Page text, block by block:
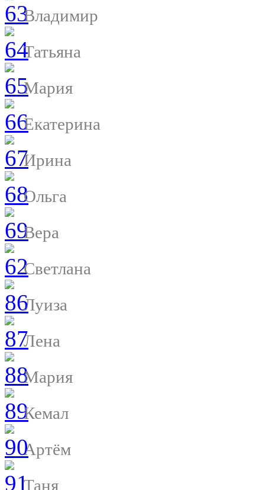
Владимир
Татьяна
Мария
Екатерина
Ирина
Ольга
Вера
Светлана
Луиза
Лена
Мария
Кемал
Артём
Таня